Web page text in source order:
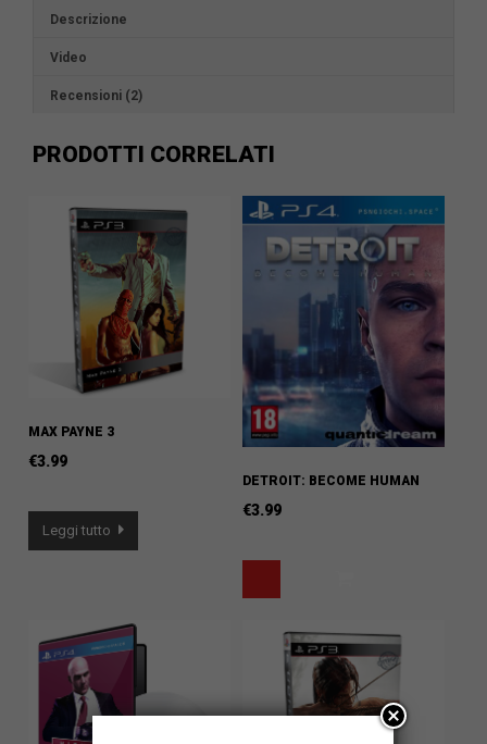
Descrizione
Video
Recensioni (2)
PRODOTTI CORRELATI
MAX PAYNE 3
€3.99
Leggi tutto
DETROIT: BECOME HUMAN
€3.99